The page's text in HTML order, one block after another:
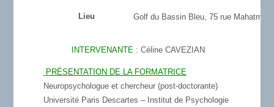
Lieu Golf du Bassin Bleu, 75 rue Mahatma
INTERVENANTE : Céline CAVEZIAN
PRÉSENTATION DE LA FORMATRICE
Neuropsychologue et chercheur (post-doctorante)
Université Paris Descartes – Institut de Psychologie